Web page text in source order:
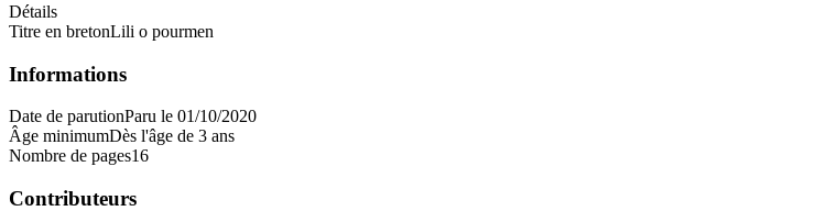
Détails
Titre en bretonLili o pourmen
Informations
Date de parutionParu le 01/10/2020
Âge minimumDès l'âge de 3 ans
Nombre de pages16
Contributeurs